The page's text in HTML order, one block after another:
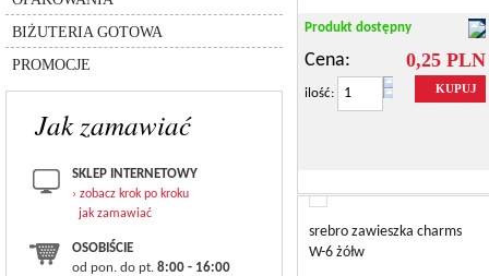
torebki
BIŻUTERIA GOTOWA
bransolety
zestawy
PROMOCJE
Jak zamawiać
SKLEP INTERNETOWY
› zobacz krok po kroku
jak zamawiać
OSOBIŚCIE
od pon. do pt. 8:00 - 16:00
Produkt dostępny
Cena: 0,25 PLN
ilość: KUPUJ
srebro zawieszka charms
W-6 żółw